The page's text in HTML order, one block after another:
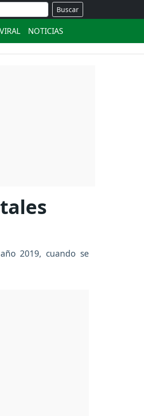
Buscar
VIRAL NOTICIAS
2019, cuando se